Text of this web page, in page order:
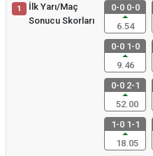
1
İlk Yarı/Maç
Sonucu Skorları
0-0 0-0
6.54
0-0 1-0
9.46
0-0 2-1
52.00
1-0 1-1
18.05